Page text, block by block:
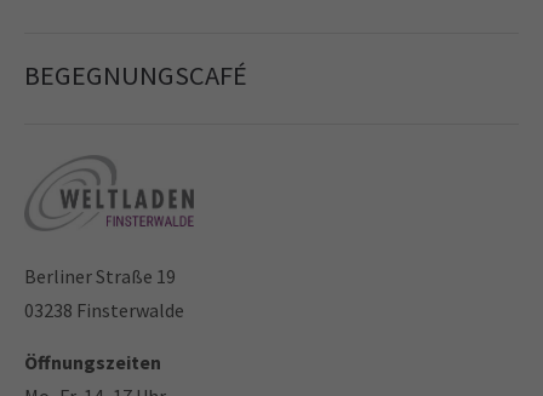
adipiscing elit.
Aenean commodo ligula eget dolor. Aenean massa. Cum
montes, nascetur ridiculus mus. Donec quam felis,
ultricies nec.
BEGEGNUNGSCAFÉ
Berliner Straße 19
03238 Finsterwalde
Öffnungszeiten